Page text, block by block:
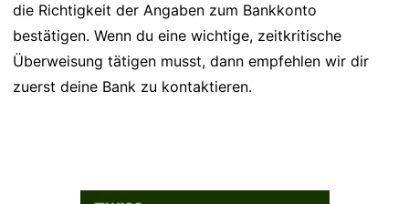
die Richtigkeit der Angaben zum Bankkonto
bestätigen. Wenn du eine wichtige, zeitkritische
Überweisung tätigen musst, dann empfehlen wir dir
zuerst deine Bank zu kontaktieren.